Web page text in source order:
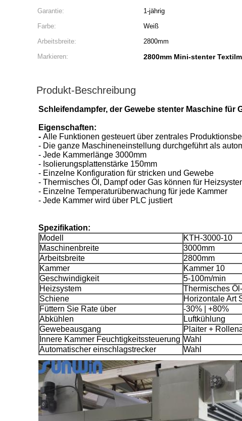
Garantie:
1-jährig
Farbe:
Weiß
Arbeitsbreite:
2800mm
Markieren:
2800mm Mini-stenter
Produkt-Beschreibung
Schleifendampfer, der Gewebe stenter Maschine für
Eigenschaften:
- Alle Funktionen gesteuert über zentrales
- Die ganze Maschineneinstellung durchgeführt als
- Jede Kammerlänge 3000mm
- Isolierungsplattenstärke 150mm
- Einzelne Konfiguration für stricken und Gewebe
- Thermisches Öl, Dampf oder Gas können für
- Einzelne Temperaturüberwachung für jede Kammer
- Jede Kammer wird über PLC justiert
Spezifikation:
Modell
KTH-3000-10
Maschinenbreite
3000mm
Arbeitsbreite
2800mm
Kammer
Kammer 10
Geschwindigkeit
5-100m/min
Heizsystem
Thermisches
Schiene
Horizontale Art
Füttern Sie Rate über
-30% | +80%
Abkühlen
Luftkühlung
Gewebeausgang
Plaiter +
Innere Kammer Feuchtigkeitssteuerung Wahl
Automatischer einschlagstrecker
Wahl